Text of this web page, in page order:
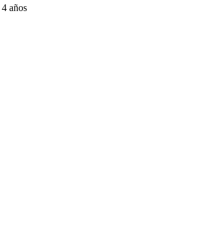
años